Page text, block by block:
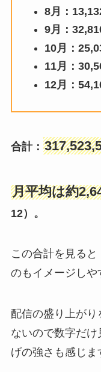
8月：
9月：
10月：
11月：
12月：
合計：
月平均は約
12）。
この合計を見る
のもイメージしや
配信の盛り上が
ないので数字だ
げの強さも感じま